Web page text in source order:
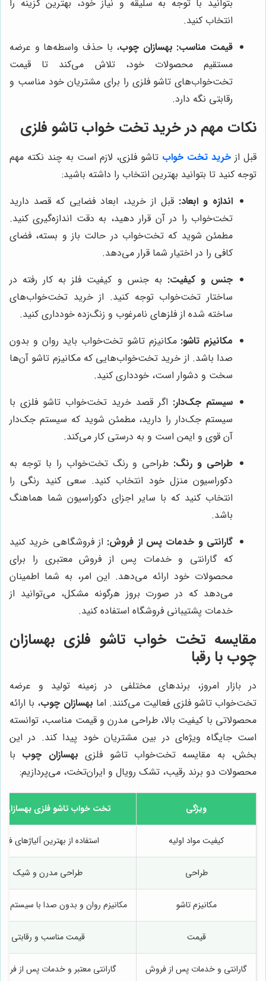
بتوانید با توجه به سلیقه و نیاز خود، بهترین گزینه را
انتخاب کنید.
قیمت مناسب: بهسازان چوب، با حذف واسطه‌ها و عرضه
مستقیم محصولات خود، تلاش می‌کند تا قیمت
تخت‌خواب‌های تاشو فلزی را برای مشتریان خود مناسب و
رقابتی نگه دارد.
نکات مهم در خرید تخت خواب تاشو فلزی
قبل از خرید تخت خواب تاشو فلزی، لازم است به چند نکته مهم
توجه کنید تا بتوانید بهترین انتخاب را داشته باشید:
اندازه و ابعاد: قبل از خرید، ابعاد فضایی که قصد دارید
تخت‌خواب را در آن قرار دهید، به دقت اندازه‌گیری کنید.
مطمئن شوید که تخت‌خواب در حالت باز و بسته، فضای
کافی را در اختیار شما قرار می‌دهد.
جنس و کیفیت: به جنس و کیفیت فلز به کار رفته در
ساختار تخت‌خواب توجه کنید. از خرید تخت‌خواب‌های
ساخته شده از فلزهای نامرغوب و زنگ‌زده خودداری کنید.
مکانیزم تاشو: مکانیزم تاشو تخت‌خواب باید روان و بدون
صدا باشد. از خرید تخت‌خواب‌هایی که مکانیزم تاشو آن‌ها
سخت و دشوار است، خودداری کنید.
سیستم جک‌دار: اگر قصد خرید تخت‌خواب تاشو فلزی با
سیستم جک‌دار را دارید، مطمئن شوید که سیستم جک‌دار
آن قوی و ایمن است و به درستی کار می‌کند.
طراحی و رنگ: طراحی و رنگ تخت‌خواب را با توجه به
دکوراسیون منزل خود انتخاب کنید. سعی کنید رنگی را
انتخاب کنید که با سایر اجزای دکوراسیون شما هماهنگ
باشد.
گارانتی و خدمات پس از فروش: از فروشگاهی خرید کنید
که گارانتی و خدمات پس از فروش معتبری را برای
محصولات خود ارائه می‌دهد. این امر، به شما اطمینان
می‌دهد که در صورت بروز هرگونه مشکل، می‌توانید از
خدمات پشتیبانی فروشگاه استفاده کنید.
مقایسه تخت خواب تاشو فلزی بهسازان
چوب با رقبا
در بازار امروز، برندهای مختلفی در زمینه تولید و عرضه
تخت‌خواب تاشو فلزی فعالیت می‌کنند. اما بهسازان چوب، با ارائه
محصولاتی با کیفیت بالا، طراحی مدرن و قیمت مناسب، توانسته
است جایگاه ویژه‌ای در بین مشتریان خود پیدا کند. در این
بخش، به مقایسه تخت‌خواب تاشو فلزی بهسازان چوب با
محصولات دو برند رقیب، تشک رویال و ایران‌تخت، می‌پردازیم:
ویژگی تخت خواب تاشو فلزی
کیفیت مواد اولیه استفاده از بهترین آلیاژهای
طراحی طراحی مدرن و شیک
مکانیزم تاشو مکانیزم روان و بدون صدا با سیستم
قیمت قیمت مناسب و رقابتی
گارانتی و خدمات پس از فروش گارانتی معتبر و خدمات پس از